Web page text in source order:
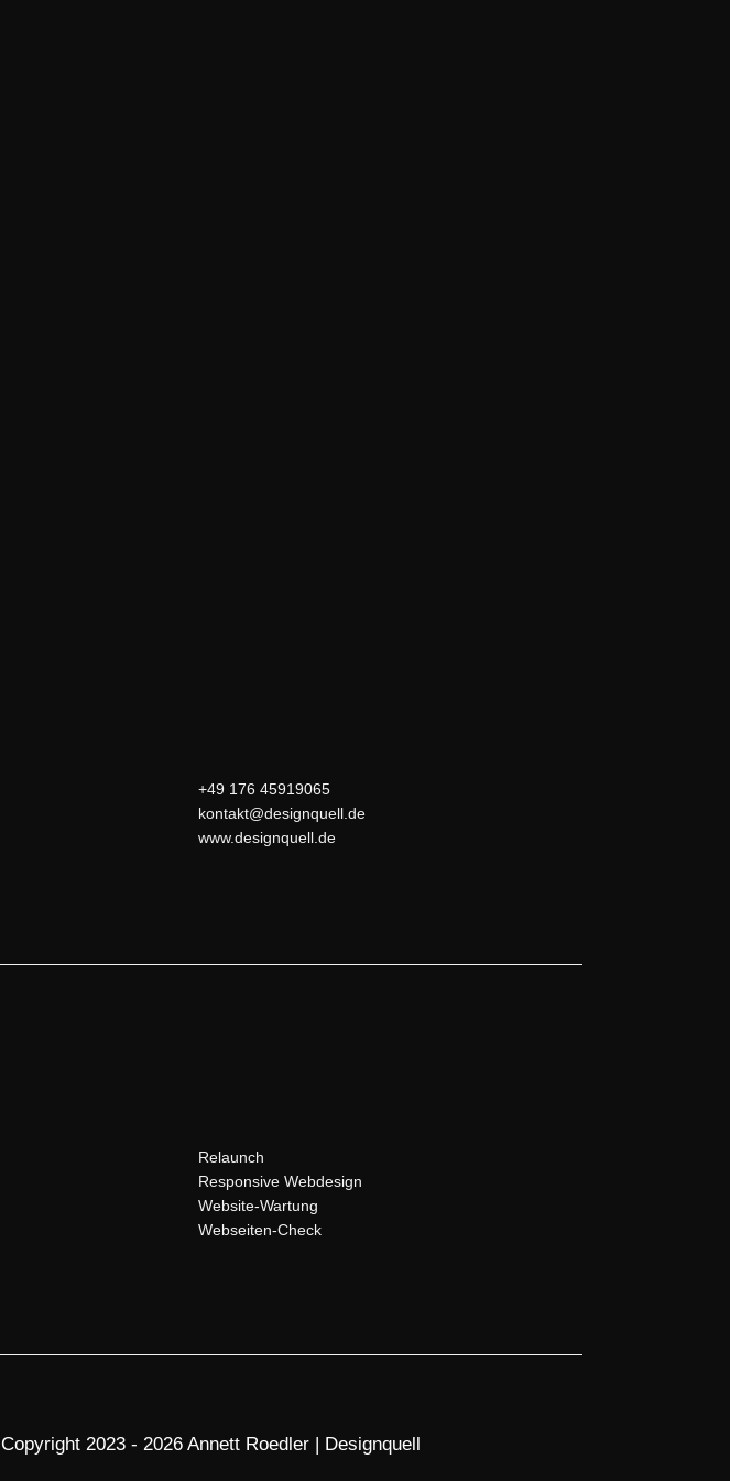
+49 176 45919065
kontakt@designquell.de
www.designquell.de
Relaunch
Responsive Webdesign
Website-Wartung
Webseiten-Check
Copyright 2023 - 2026 Annett Roedler | Designquell